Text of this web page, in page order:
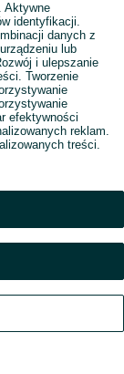
Czat Konto
Aktywne
identyfikacji.
danych z
lub
i ulepszanie
Tworzenie
efektywności
reklam.
treści.